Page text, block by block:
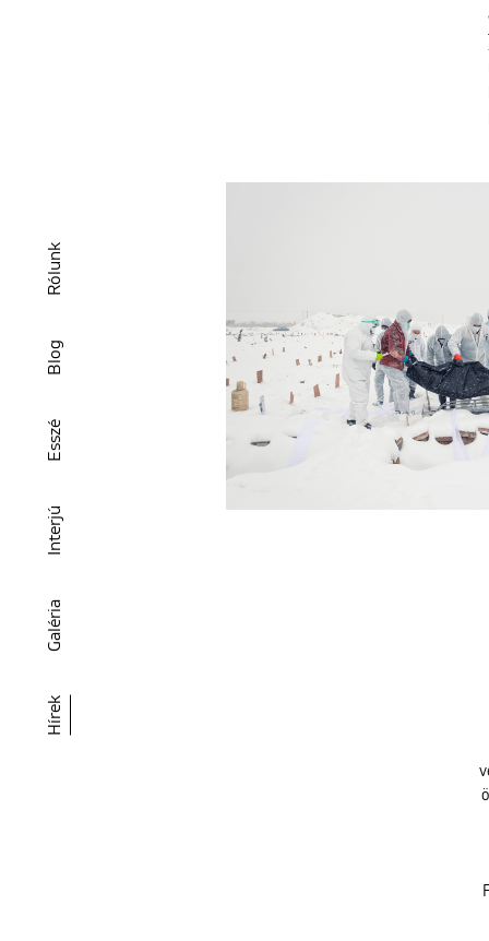
Hírek
Galéria
Interjú
Esszé
Blog
Rólunk